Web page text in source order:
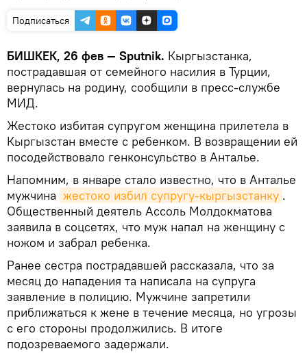
Подписаться
БИШКЕК, 26 фев — Sputnik. Кыргызстанка,
пострадавшая от семейного насилия в Турции,
вернулась на родину, сообщили в пресс-службе
МИД.
Жестоко избитая супругом женщина прилетела в
Кыргызстан вместе с ребенком. В возвращении ей
посодействовало генконсульство в Анталье.
Напомним, в январе стало известно, что в Анталье
мужчина жестоко избил супругу-кыргызстанку .
Общественный деятель Ассоль Молдокматова
заявила в соцсетях, что муж напал на женщину с
ножом и забрал ребенка.
Ранее сестра пострадавшей рассказала, что за
месяц до нападения та написала на супруга
заявление в полицию. Мужчине запретили
приближаться к жене в течение месяца, но угрозы
с его стороны продолжились. В итоге
подозреваемого задержали.